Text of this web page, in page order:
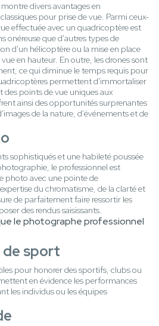
divers avantages en
pour prise de vue. Parmi ceux-
effectuée avec un quadricoptère est
onéreuse que d'autres types de
d'un hélicoptère ou la mise en place
en hauteur. En outre, les drones sont
ce qui diminue le temps requis pour
permettent d'immortaliser
des points de vue uniques aux
ainsi des opportunités surprenantes
de la nature, d'événements et de
sophistiqués et une habileté poussée
le professionnel est
photo avec une pointe de
du chromatisme, de la clarté et
de parfaitement faire ressortir les
des rendus saisissants.
le photographe professionnel
de sport
pour honorer des sportifs, clubs ou
en évidence les performances
les individus ou les équipes